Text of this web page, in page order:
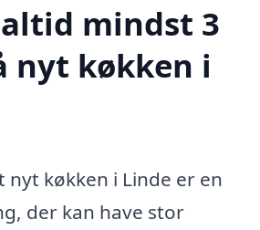
mindst 3
nyt køkken i
nyt køkken i Linde er en
der kan have stor